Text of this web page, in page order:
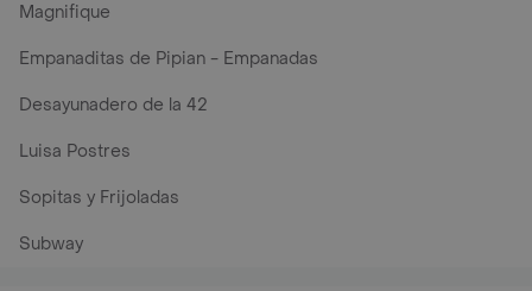
Magnifique
Empanaditas de Pipian - Empanadas
Desayunadero de la 42
Luisa Postres
Sopitas y Frijoladas
Subway